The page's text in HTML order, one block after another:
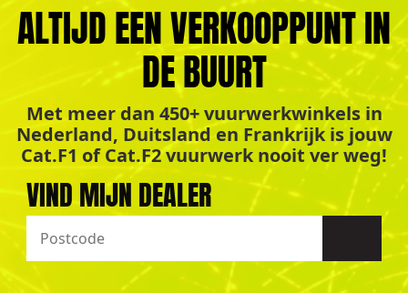
ALTIJD EEN VERKOOPPUNT IN
DE BUURT
Met meer dan 450+ vuurwerkwinkels in
Nederland, Duitsland en Frankrijk is jouw
Cat.F1 of Cat.F2 vuurwerk nooit ver weg!
VIND MIJN DEALER